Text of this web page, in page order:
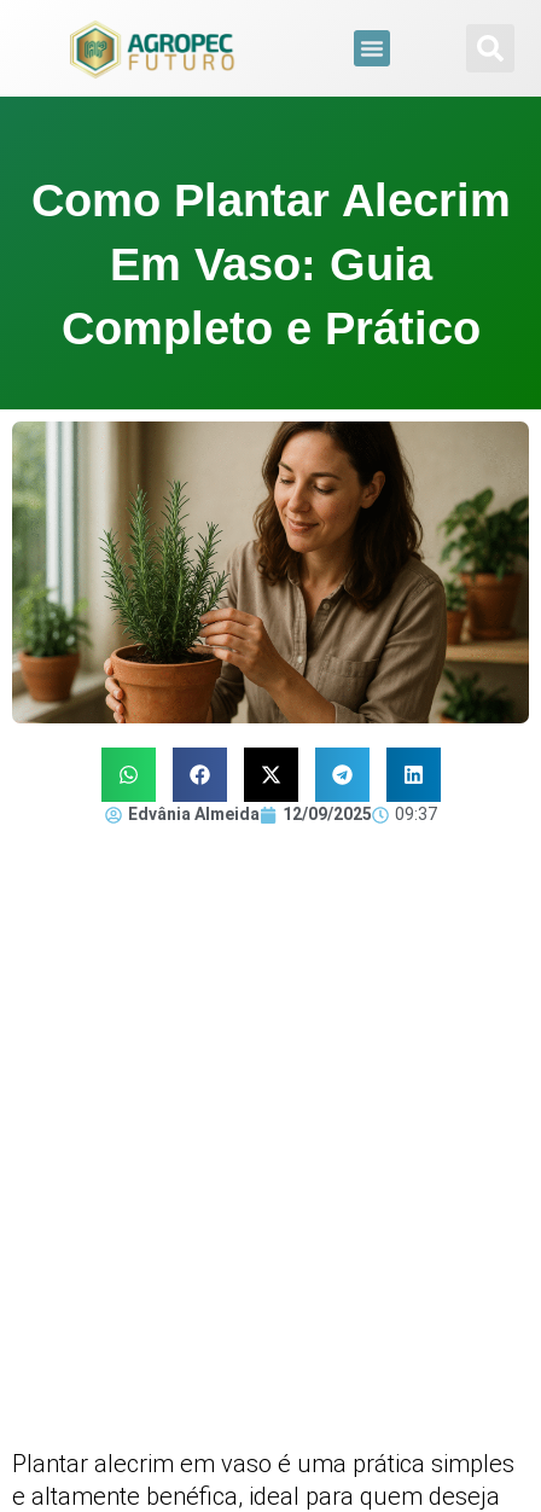
conteúdo
Como Plantar Alecrim
Em Vaso: Guia
Completo e Prático
Edvânia Almeida 12/09/2025 09:37
Plantar alecrim em vaso é uma prática simples
e altamente benéfica, ideal para quem deseja